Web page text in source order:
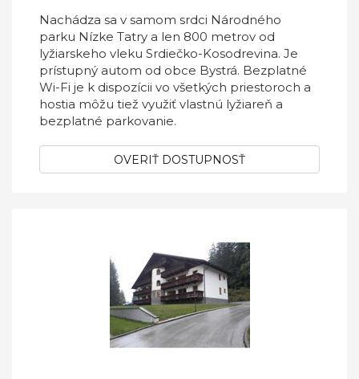
Nachádza sa v samom srdci Národného
parku Nízke Tatry a len 800 metrov od
lyžiarskeho vleku Srdiečko-Kosodrevina. Je
prístupný autom od obce Bystrá. Bezplatné
Wi-Fi je k dispozícii vo všetkých priestoroch a
hostia môžu tiež využiť vlastnú lyžiareň a
bezplatné parkovanie.
OVERIŤ DOSTUPNOSŤ